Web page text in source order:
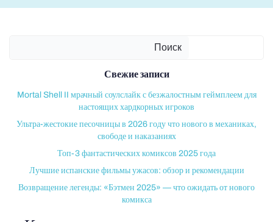
Поиск
Свежие записи
Mortal Shell II мрачный соулслайк с безжалостным геймплеем для
настоящих хардкорных игроков
Ультра-жестокие песочницы в 2026 году что нового в механиках,
свободе и наказаниях
Топ-3 фантастических комиксов 2025 года
Лучшие испанские фильмы ужасов: обзор и рекомендации
Возвращение легенды: «Бэтмен 2025» — что ожидать от нового
комикса